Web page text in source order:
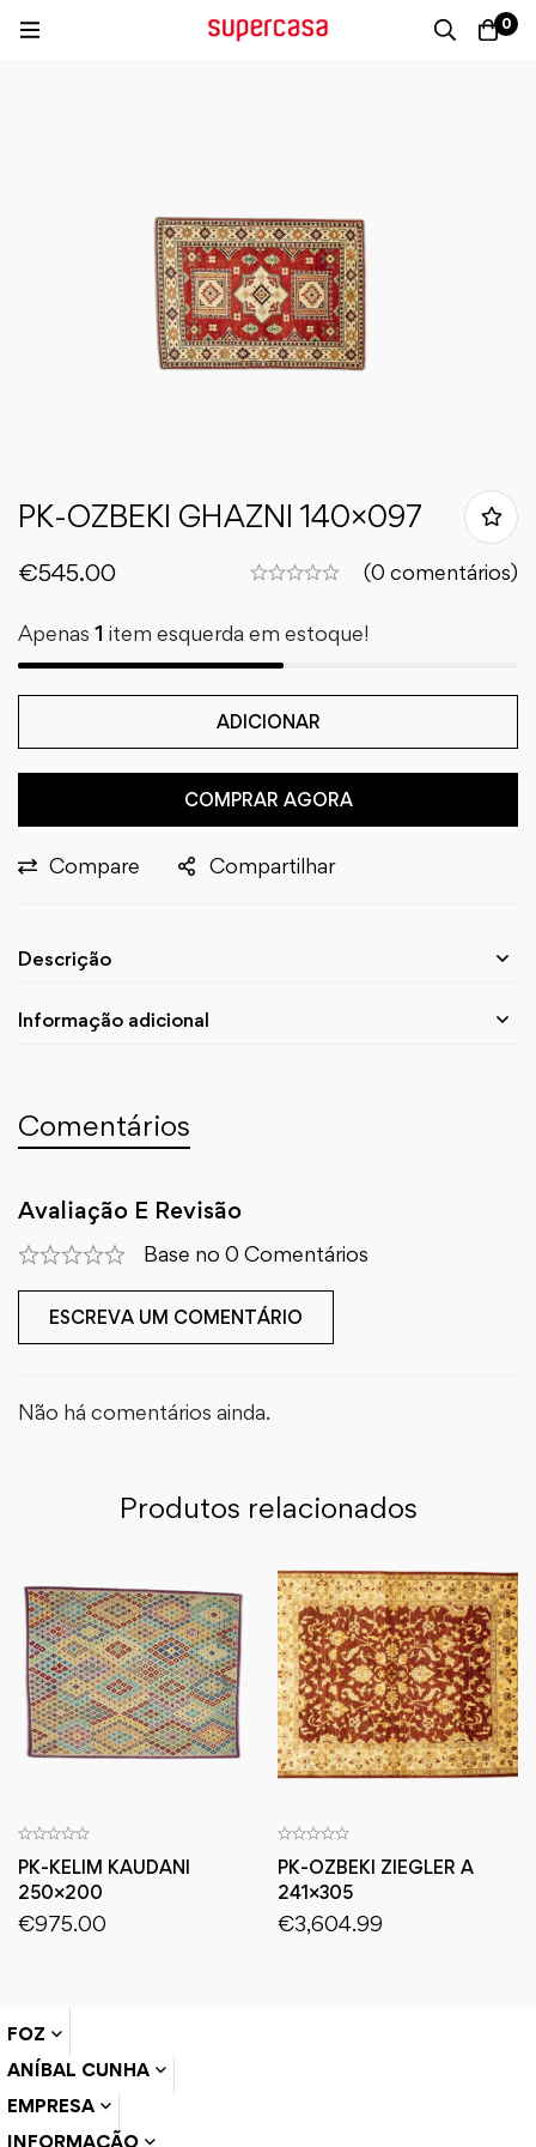
0
PK-OZBEKI GHAZNI 140×097
€545.00 (0 comentários)
Apenas 1 item esquerda em estoque!
ADICIONAR
COMPRAR AGORA
Compare Compartilhar
Descrição
Informação adicional
Comentários
Avaliação E Revisão
Base no 0 Comentários
ESCREVA UM COMENTÁRIO
Não há comentários ainda.
Produtos relacionados
PK-KELIM KAUDANI
250×200
€975.00
PK-OZBEKI ZIEGLER A
241×305
€3,604.99
FOZ
ANÍBAL CUNHA
EMPRESA
INFORMAÇÃO